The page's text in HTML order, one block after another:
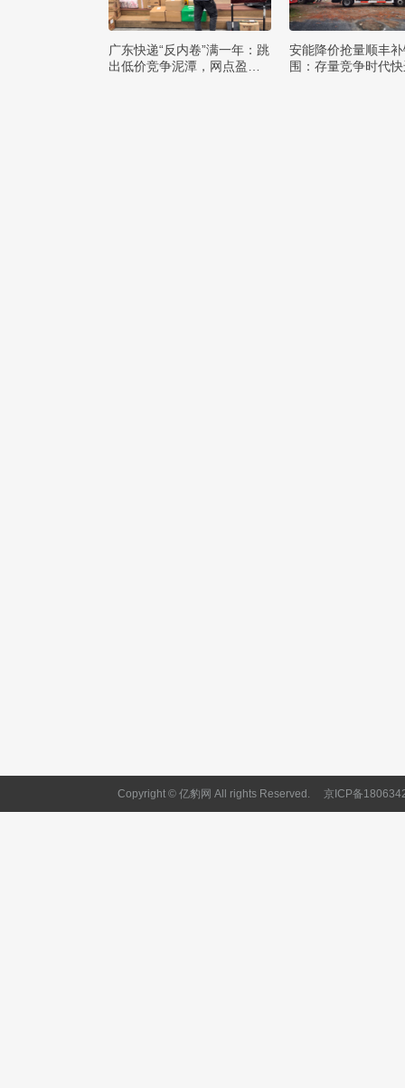
广东快递“反内卷”满一年：跳
出低价竞争泥潭，网点盈利
安能降价抢量顺丰
围：存量竞争时代
Copyright © 亿豹网 All rights Reserved. 京ICP备